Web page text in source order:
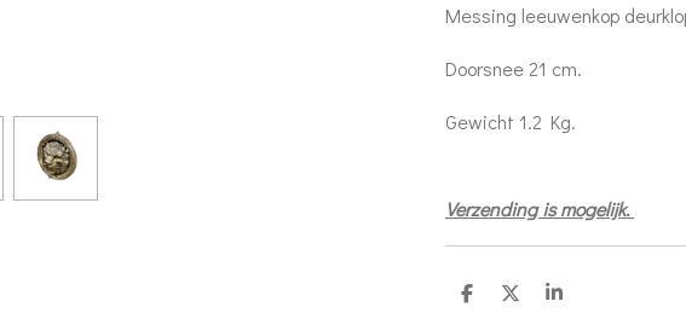
Messing leeuwenkop
Doorsnee 21 cm.
Gewicht 1.2 Kg.
Verzending is mogelijk.
D
D
S